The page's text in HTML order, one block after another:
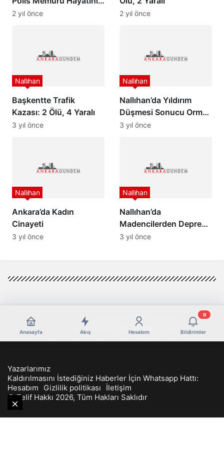
Kaybetti
2 yıl önce 2 yıl önce
Başkentte Trafik
Kazası: 2 Ölü, 4 Yaralı
Nallıhan
3 yıl önce
Nallıhan’da Yıldırım
Düşmesi Sonucu Orman
Yangını Başladı
Nallıhan
3 yıl önce
Ankara’da Kadın
Cinayeti
Nallıhan
3 yıl önce
Nallıhan’da
Madencilerden Deprem
Bölgesine Yardım Eli
Nallıhan
3 yıl önce
Anasayfa Akış Hesabım Bildirimler
0
Yazarlarımız
Kaldırılmasını İstediğiniz Haberler İçin Whatsapp Hattı:
Hesabım
Gizlilik politikası
İletişim
© Telif Hakkı 2026, Tüm Hakları Saklıdır